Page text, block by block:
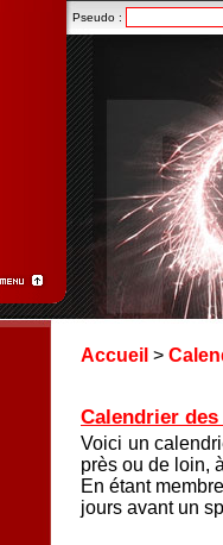
Accueil >
Calendrier
Voici un
près ou de loin,
En étant
jours avant un
Pseudo :